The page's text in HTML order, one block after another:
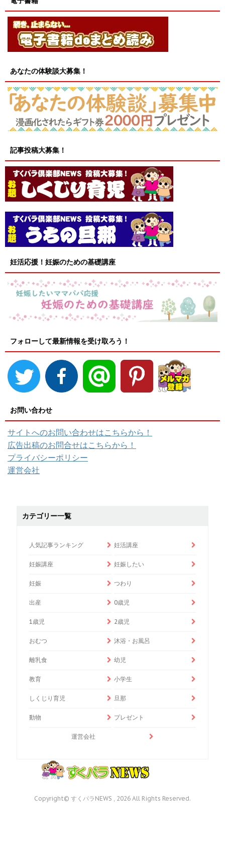
あなたの体験談大募集！
記事投稿大募集！
妊活応援！妊娠のための基礎講座
フォローして最新情報を受け取ろう！
お問い合わせ
サイトへのお問い合わせはこちらから！
広告出稿のお問合せはこちらから！
プライバシーポリシー
運営会社
カテゴリー一覧
人気記事ランキング 妊活講座
妊娠講座 妊娠したい
妊娠 つわり
出産 0歳児
1歳児 2歳児
おむつ 沐浴・お風呂
離乳食 幼児
教育 小学生
しくじり育児 旦那
動物 プレゼント
運営会社
Copyright© すくパラNEWS , 2026 All Rights Reserved.